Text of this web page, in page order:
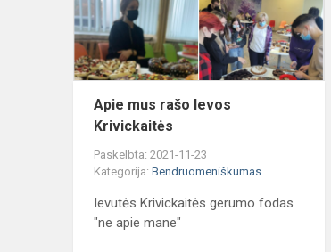
Apie mus rašo Ievos
Krivickaitės
Paskelbta: 2021-11-23
Kategorija: Bendruomeniškumas
Ievutės Krivickaitės gerumo fodas
"ne apie mane"